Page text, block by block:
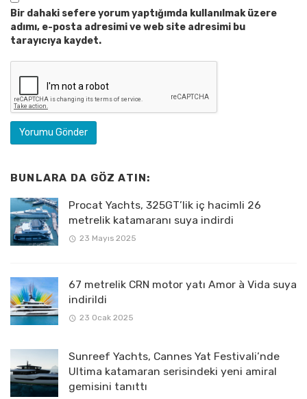
Bir dahaki sefere yorum yaptığımda kullanılmak üzere
adımı, e-posta adresimi ve web site adresimi bu
tarayıcıya kaydet.
BUNLARA DA GÖZ ATIN:
Procat Yachts, 325GT’lik iç hacimli 26
metrelik katamaranı suya indirdi
23 Mayıs 2025
67 metrelik CRN motor yatı Amor à Vida suya
indirildi
23 Ocak 2025
Sunreef Yachts, Cannes Yat Festivali’nde
Ultima katamaran serisindeki yeni amiral
gemisini tanıttı